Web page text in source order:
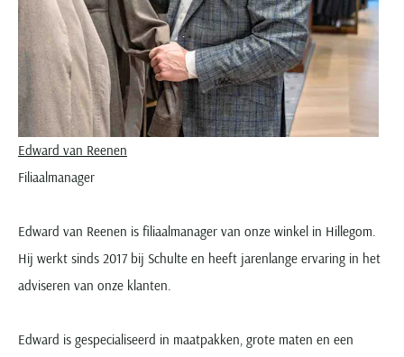
Edward van Reenen
Filiaalmanager
Edward van Reenen is filiaalmanager van onze winkel in Hillegom.
Hij werkt sinds 2017 bij Schulte en heeft jarenlange ervaring in het
adviseren van onze klanten.
Edward is gespecialiseerd in maatpakken, grote maten en een